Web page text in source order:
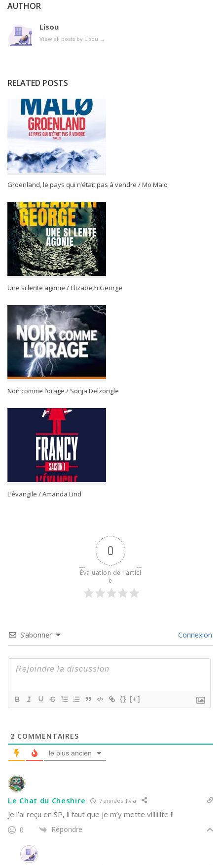
AUTHOR
Lisou
View all posts by Lisou →
RELATED POSTS
Groenland, le pays qui n’était pas à vendre / Mo Malo
Une si lente agonie / Elizabeth George
Noir comme l’orage / Sonja Delzongle
L’évangile / Amanda Lind
0
Évaluation de l'articl
e
S’abonner Connexion
{} [+]
2 COMMENTAIRES
le plus ancien
Le Chat du Cheshire 7 années il y a
Je l’ai reçu en SP, il faut que je m’y mette viiiiiiite !!
0 Répondre